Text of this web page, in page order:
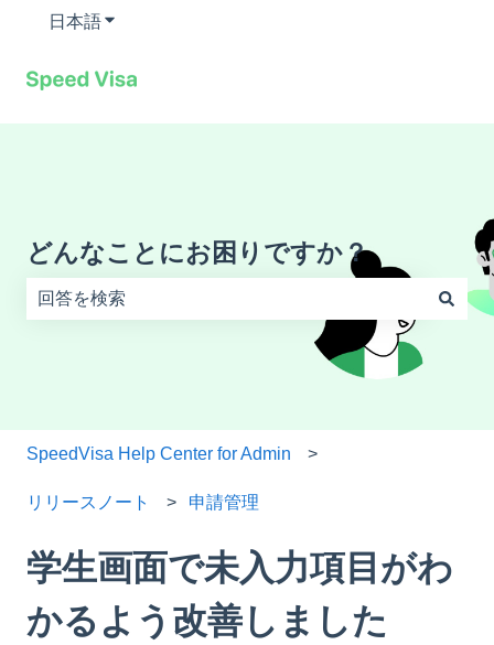
日本語翻訳のサブメニューを表示
どんなことにお困りですか？
検索フィールドが空なので、候補はありません。
SpeedVisa Help Center for Admin
リリースノート 申請管理
学生画面で未入力項目がわ
かるよう改善しました